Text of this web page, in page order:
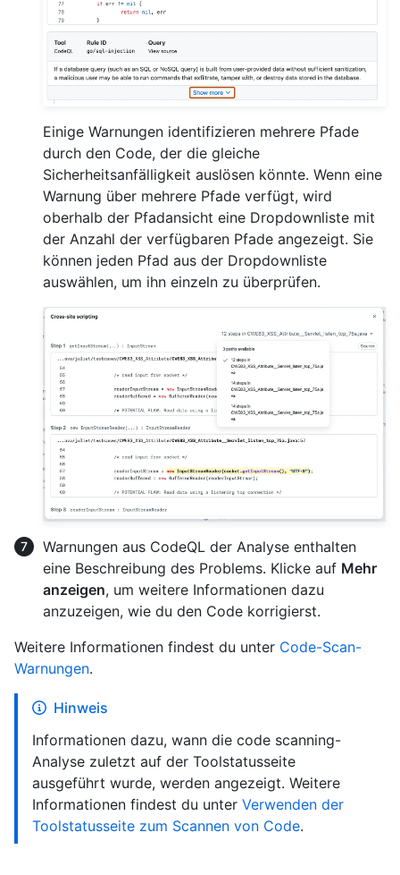
Einige Warnungen identifizieren mehrere Pfade
durch den Code, der die gleiche
Sicherheitsanfälligkeit auslösen könnte. Wenn eine
Warnung über mehrere Pfade verfügt, wird
oberhalb der Pfadansicht eine Dropdownliste mit
der Anzahl der verfügbaren Pfade angezeigt. Sie
können jeden Pfad aus der Dropdownliste
auswählen, um ihn einzeln zu überprüfen.
Warnungen aus CodeQL der Analyse enthalten
eine Beschreibung des Problems. Klicke auf Mehr
anzeigen, um weitere Informationen dazu
anzuzeigen, wie du den Code korrigierst.
Weitere Informationen findest du unter Code-Scan-
Warnungen.
Hinweis
Informationen dazu, wann die code scanning-
Analyse zuletzt auf der Toolstatusseite
ausgeführt wurde, werden angezeigt. Weitere
Informationen findest du unter Verwenden der
Toolstatusseite zum Scannen von Code.